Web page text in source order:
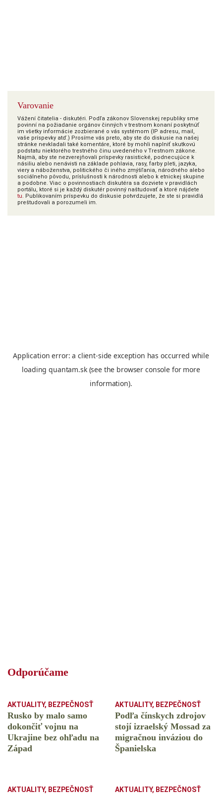
Varovanie
Vážení čitatelia - diskutéri. Podľa zákonov Slovenskej republiky sme
povinní na požiadanie orgánov činných v trestnom konaní poskytnúť
im všetky informácie zozbierané o vás systémom (IP adresu, mail,
vaše príspevky atď.) Prosíme vás preto, aby ste do diskusie na našej
stránke nevkladali také komentáre, ktoré by mohli naplniť skutkovú
podstatu niektorého trestného činu uvedeného v Trestnom zákone.
Najmä, aby ste nezverejňovali príspevky rasistické, podnecujúce k
násiliu alebo nenávisti na základe pohlavia, rasy, farby pleti, jazyka,
viery a náboženstva, politického či iného zmýšľania, národného alebo
sociálneho pôvodu, príslušnosti k národnosti alebo k etnickej skupine
a podobne. Viac o povinnostiach diskutéra sa dozviete v pravidlách
portálu, ktoré si je každý diskutér povinný naštudovať a ktoré nájdete
tu. Publikovaním príspevku do diskusie potvrdzujete, že ste si pravidlá
preštudovali a porozumeli im.
Odporúčame
AKTUALITY, BEZPEČNOSŤ
Rusko by malo samo
dokončiť vojnu na
Ukrajine bez ohľadu na
Západ
AKTUALITY, BEZPEČNOSŤ
Podľa čínskych zdrojov
stojí izraelský Mossad za
migračnou inváziou do
Španielska
AKTUALITY, BEZPEČNOSŤ AKTUALITY, BEZPEČNOSŤ